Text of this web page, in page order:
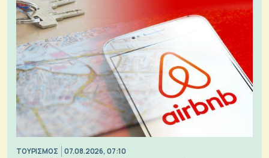
ΤΟΥΡΙΣΜΟΣ 07.08.2026, 07:10